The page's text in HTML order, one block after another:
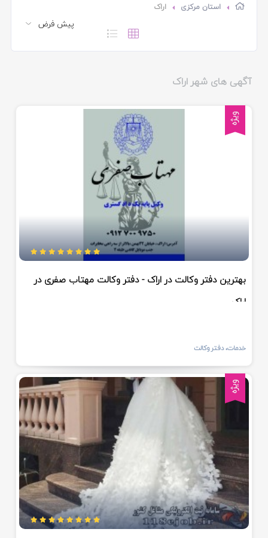
استان مرکزی اراک
آگهی های شهر اراک
ویژه
بهترین دفتر وکالت در اراک - دفتر وکالت مهتاب صفری در
اراک
خدمات، دفتر وکالت
ویژه